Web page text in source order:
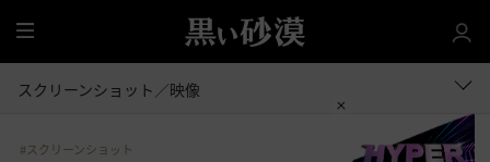
全
体
スクリーンショット／映像
#スクリーンショット